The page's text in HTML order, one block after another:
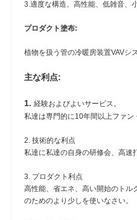
3.適度な構造、高性能、低雑音、
プロダクト塗布:
植物を扱う管の冷暖房装置VAVシ
主な利点:
1. 経験およびよいサービス。
私達は専門的に10年間以上ファン
2. 技術的な利点
私達に私達の自身の研修会、高速
3. プロダクト利点
高性能、省エネ、高い開始のトル
のためのより少しを使いなさい。